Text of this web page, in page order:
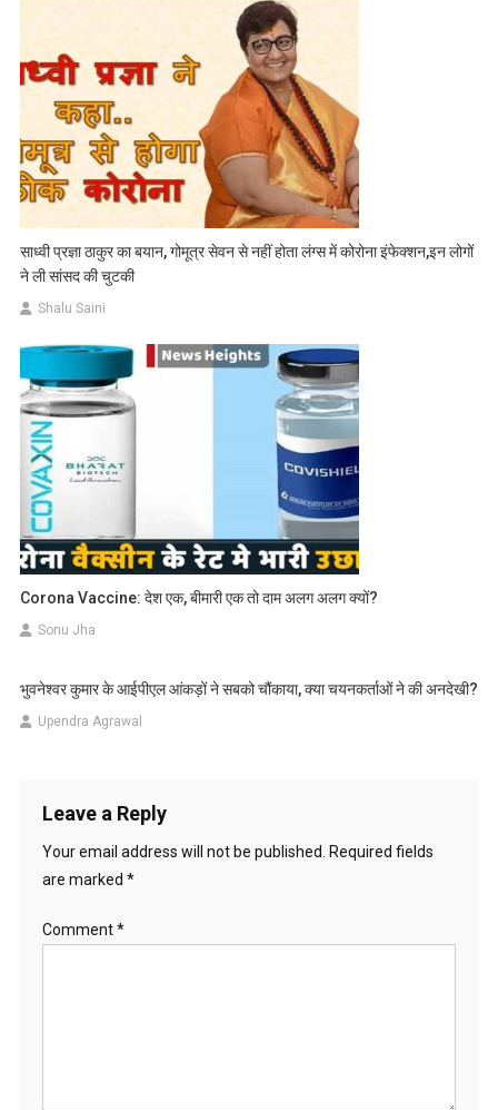
साध्वी प्रज्ञा ठाकुर का बयान, गोमूत्र सेवन से नहीं होता लंग्स में कोरोना इंफेक्शन,इन लोगों
ने ली सांसद की चुटकी
Shalu Saini
Corona Vaccine: देश एक, बीमारी एक तो दाम अलग अलग क्यों?
Sonu Jha
भुवनेश्वर कुमार के आईपीएल आंकड़ों ने सबको चौंकाया, क्या चयनकर्ताओं ने की अनदेखी?
Upendra Agrawal
Leave a Reply
Your email address will not be published.
Required fields
are marked *
Comment*